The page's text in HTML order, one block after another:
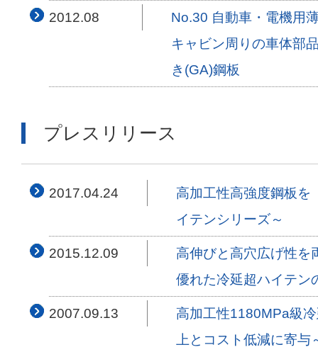
2012.08
No.30 自動車・電機用
キャビン周りの車体部
き(GA)鋼板
プレスリリース
2017.04.24
高加工性高強度鋼板を
イテンシリーズ～
2015.12.09
高伸びと高穴広げ性を
優れた冷延超ハイテン
2007.09.13
高加工性1180MPa級
上とコスト低減に寄与